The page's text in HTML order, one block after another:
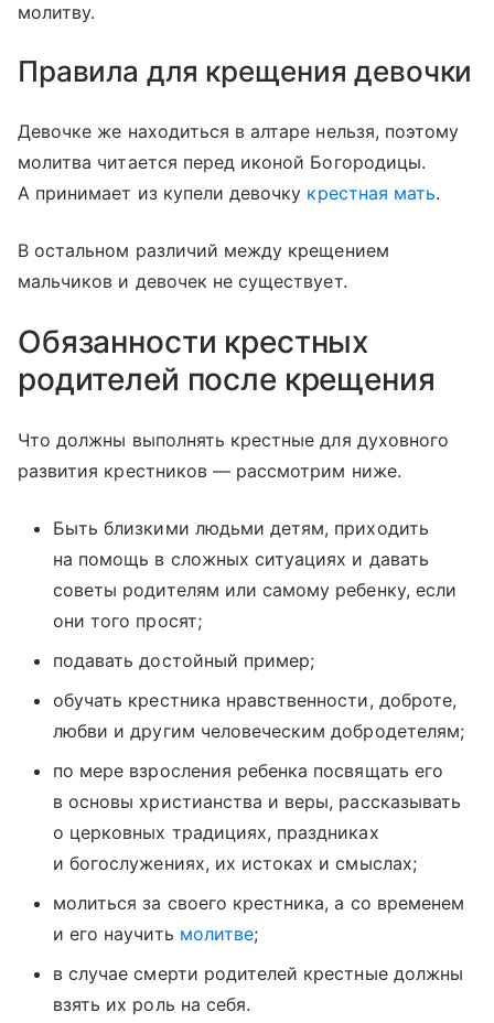
молитву.
Правила для крещения девочки
Девочке же находиться в алтаре нельзя, поэтому
молитва читается перед иконой Богородицы.
А принимает из купели девочку крестная мать.
В остальном различий между крещением
мальчиков и девочек не существует.
Обязанности крестных
родителей после крещения
Что должны выполнять крестные для духовного
развития крестников — рассмотрим ниже.
Быть близкими людьми детям, приходить
на помощь в сложных ситуациях и давать
советы родителям или самому ребенку, если
они того просят;
подавать достойный пример;
обучать крестника нравственности, доброте,
любви и другим человеческим добродетелям;
по мере взросления ребенка посвящать его
в основы христианства и веры, рассказывать
о церковных традициях, праздниках
и богослужениях, их истоках и смыслах;
молиться за своего крестника, а со временем
и его научить молитве;
в случае смерти родителей крестные должны
взять их роль на себя.